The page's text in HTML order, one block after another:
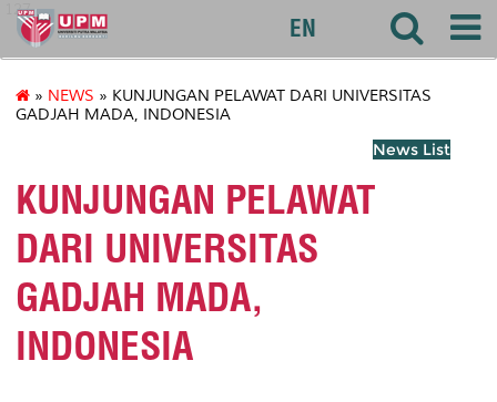
127
EN
» NEWS » KUNJUNGAN PELAWAT DARI UNIVERSITAS
GADJAH MADA, INDONESIA
News List
KUNJUNGAN PELAWAT
DARI UNIVERSITAS
GADJAH MADA,
INDONESIA